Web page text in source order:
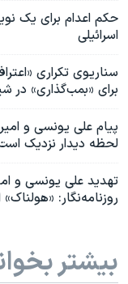
حکم اعدام برای یک
اسرائیلی
سناریوی تکراری
برای «بمب‌گذاری» در
پیام علی یونسی و
لحظه دیدار نزدیک
تهدید علی یونسی و
روزنامه‌نگار:
بیشتر